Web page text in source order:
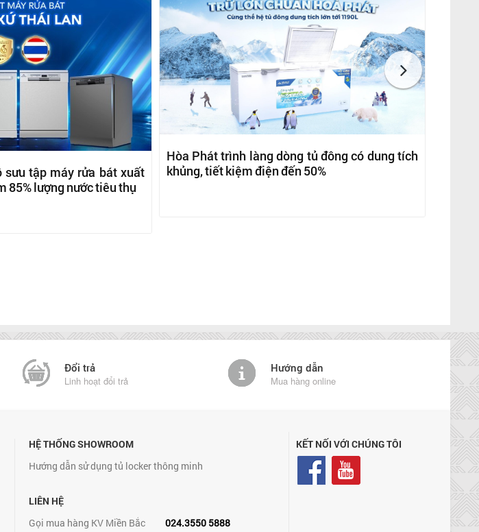
sưu tập máy rửa bát xuất
85% lượng nước tiêu thụ
Hòa Phát trình làng dòng tủ đông có dung tích
khủng, tiết kiệm điện đến 50%
Đổi trả
Linh hoạt đổi trả
Hướng dẫn
Mua hàng online
HỆ THỐNG SHOWROOM
Hướng dẫn sử dụng tủ locker thông minh
LIÊN HỆ
Gọi mua hàng KV Miền Bắc
024.3550 5888
KẾT NỐI VỚI CHÚNG TÔI